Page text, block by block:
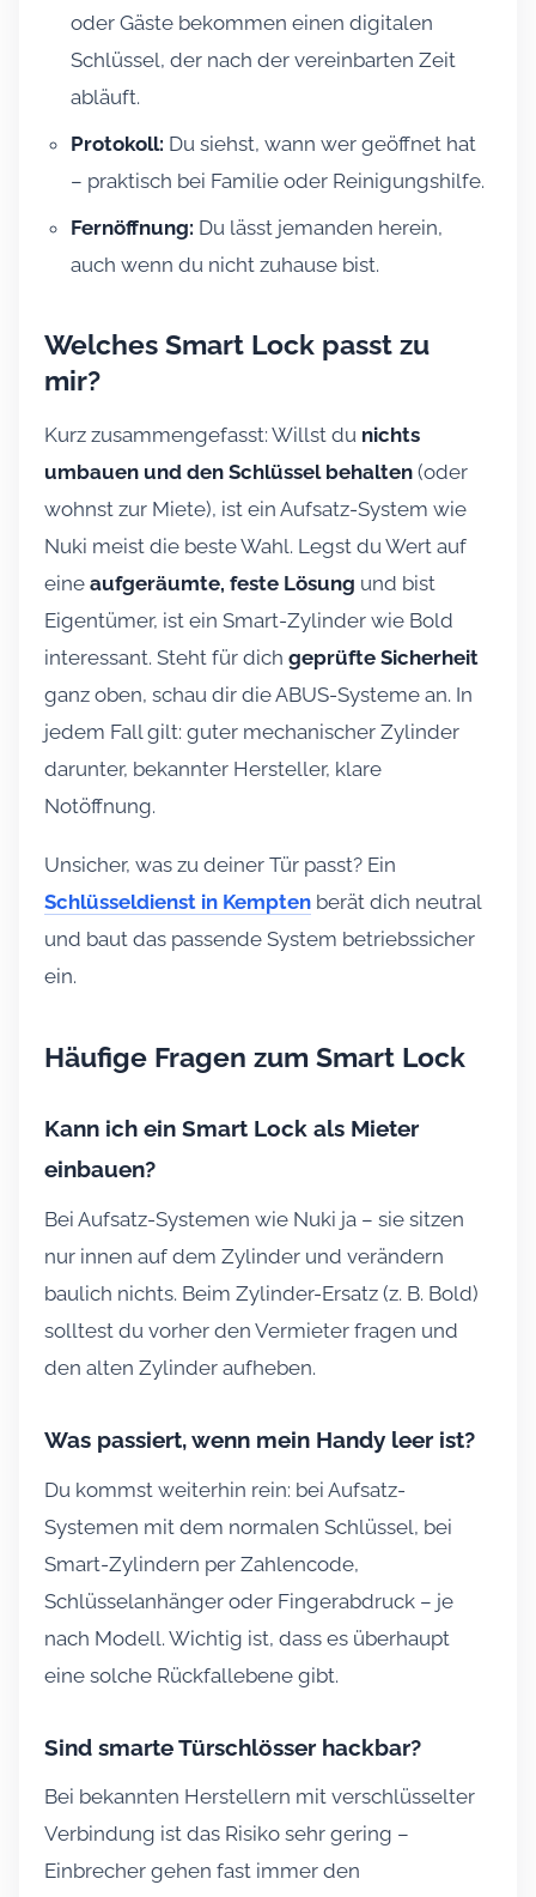
oder Gäste bekommen einen digitalen
Schlüssel, der nach der vereinbarten Zeit
abläuft.
Protokoll: Du siehst, wann wer geöffnet hat
– praktisch bei Familie oder Reinigungshilfe.
Fernöffnung: Du lässt jemanden herein,
auch wenn du nicht zuhause bist.
Welches Smart Lock passt zu
mir?
Kurz zusammengefasst: Willst du nichts
umbauen und den Schlüssel behalten(oder
wohnst zur Miete), ist ein Aufsatz-System wie
Nuki meist die beste Wahl. Legst du Wert auf
eine aufgeräumte, feste Lösung und bist
Eigentümer, ist ein Smart-Zylinder wie Bold
interessant. Steht für dich geprüfte Sicherheit
ganz oben, schau dir die ABUS-Systeme an. In
jedem Fall gilt: guter mechanischer Zylinder
darunter, bekannter Hersteller, klare
Notöffnung.
Unsicher, was zu deiner Tür passt? Ein
Schlüsseldienst in Kemptenberät dich neutral
und baut das passende System betriebssicher
ein.
Häufige Fragen zum Smart Lock
Kann ich ein Smart Lock als Mieter
einbauen?
Bei Aufsatz-Systemen wie Nuki ja – sie sitzen
nur innen auf dem Zylinder und verändern
baulich nichts. Beim Zylinder-Ersatz (z. B. Bold)
solltest du vorher den Vermieter fragen und
den alten Zylinder aufheben.
Was passiert, wenn mein Handy leer ist?
Du kommst weiterhin rein: bei Aufsatz-
Systemen mit dem normalen Schlüssel, bei
Smart-Zylindern per Zahlencode,
Schlüsselanhänger oder Fingerabdruck – je
nach Modell. Wichtig ist, dass es überhaupt
eine solche Rückfallebene gibt.
Sind smarte Türschlösser hackbar?
Bei bekannten Herstellern mit verschlüsselter
Verbindung ist das Risiko sehr gering –
Einbrecher gehen fast immer den